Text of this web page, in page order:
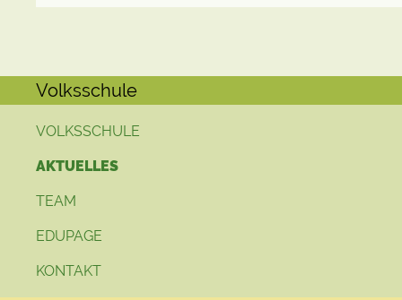
Volksschule
VOLKSSCHULE
AKTUELLES
TEAM
EDUPAGE
KONTAKT